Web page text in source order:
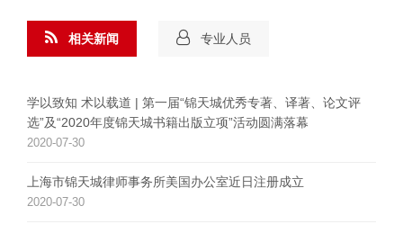
相关新闻
学以致知 术以载道 | 第一届“锦天城优秀专著、译著、论文评
选”及“2020年度锦天城书籍出版立项”活动圆满落幕
2020-07-30
上海市锦天城律师事务所美国办公室近日注册成立
2020-07-30
专业人员